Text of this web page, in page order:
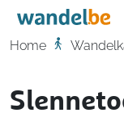
Home